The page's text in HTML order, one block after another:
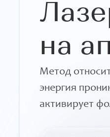
на
Метод
энергия
активирует